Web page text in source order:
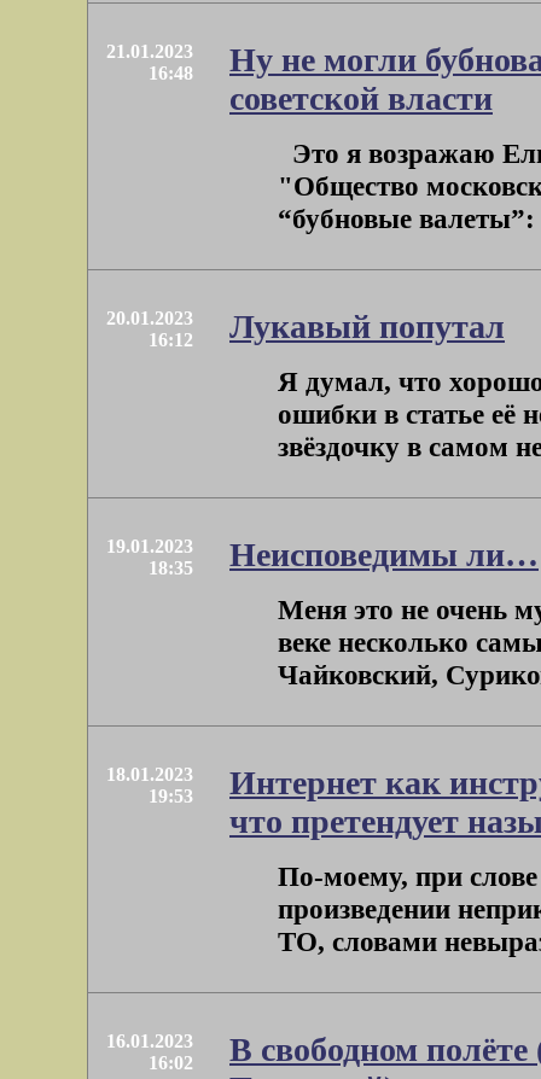
21.01.2023
16:48
Ну не могли
советской власти
Это я возражаю
"Общество
“бубновые
20.01.2023
16:12
Лукавый попутал
Я думал, что
ошибки в статье её
звёздочку в самом
19.01.2023
18:35
Неисповедимы ли…
Меня это не очень
веке несколько
Чайковский,
18.01.2023
19:53
Интернет как
что претендует
По-моему, при
произведении
ТО, словами
16.01.2023
16:02
В свободном